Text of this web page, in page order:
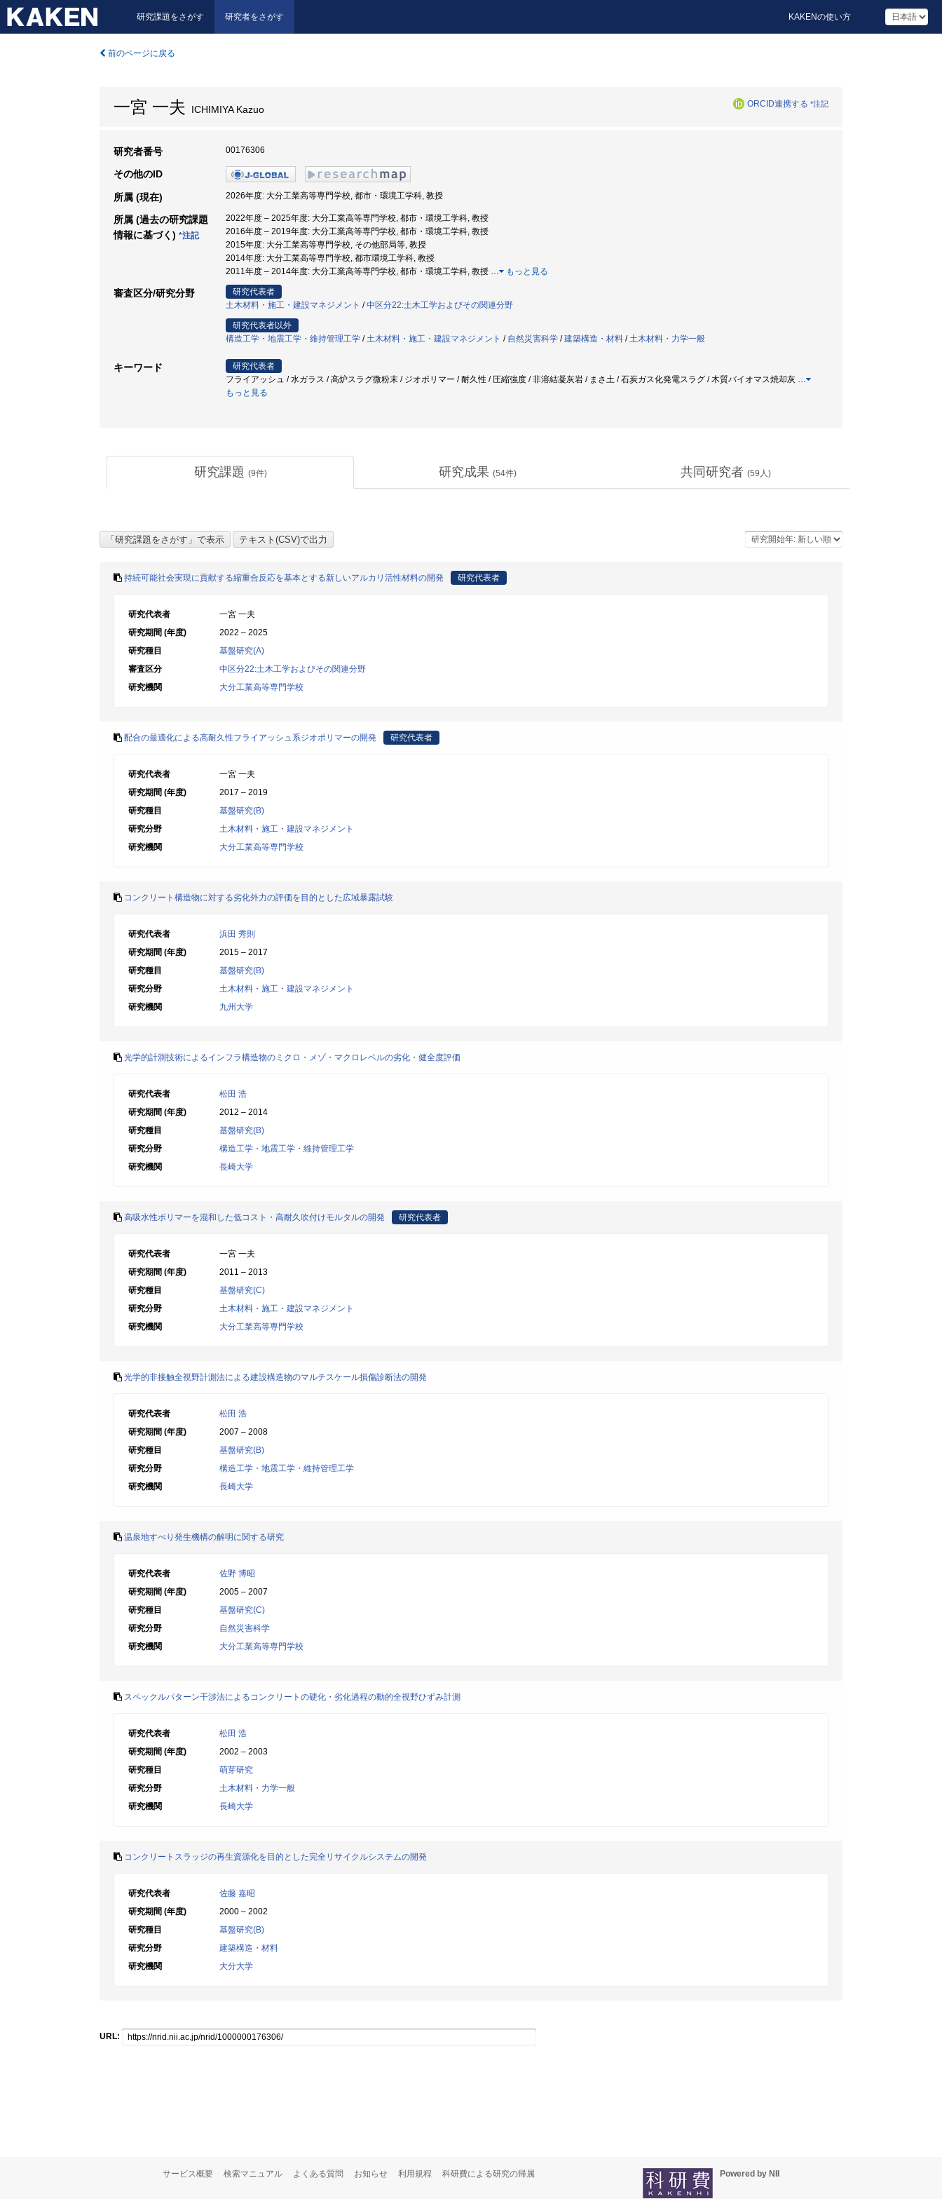
研究課題をさがす 研究者をさがす KAKENの使い方
前のページに戻る
一宮 一夫 ICHIMIYA Kazuo ORCID連携する *注記
研究者番号 00176306
その他のID
所属 (現在) 2026年度: 大分工業高等専門学校, 都市・環境工学科, 教授
所属 (過去の研究課題
情報に基づく) *注記
2022年度 – 2025年度: 大分工業高等専門学校, 都市・環境工学科, 教授
2016年度 – 2019年度: 大分工業高等専門学校, 都市・環境工学科, 教授
2015年度: 大分工業高等専門学校, その他部局等, 教授
2014年度: 大分工業高等専門学校, 都市環境工学科, 教授
2011年度 – 2014年度: 大分工業高等専門学校, 都市・環境工学科, 教授 … もっと見る
審査区分/研究分野
研究代表者
土木材料・施工・建設マネジメント /中区分22:土木工学およびその関連分野
研究代表者以外
構造工学・地震工学・維持管理工学 /土木材料・施工・建設マネジメント / 自然災害科学 /建築構造・材料 /土木材料・力学一般
キーワード
研究代表者
フライアッシュ / 水ガラス / 高炉スラグ微粉末 / ジオポリマー / 耐久性 / 圧縮強度 / 非溶結凝灰岩 / まさ土 / 石炭ガス化発電スラグ / 木質バイオマス焼却灰 …
もっと見る
研究課題 (9件) 研究成果 (54件) 共同研究者 (59 人)
持続可能社会実現に貢献する縮重合反応を基本とする新しいアルカリ活性材料の開発 研究代表者
研究代表者
一宮 一夫
研究期間 (年度)
2022 – 2025
研究種目
基盤研究(A)
審査区分
中区分22:土木工学およびその関連分野
研究機関
大分工業高等専門学校
配合の最適化による高耐久性フライアッシュ系ジオポリマーの開発 研究代表者
研究代表者
一宮 一夫
研究期間 (年度)
2017 – 2019
研究種目
基盤研究(B)
研究分野
土木材料・施工・建設マネジメント
研究機関
大分工業高等専門学校
コンクリート構造物に対する劣化外力の評価を目的とした広域暴露試験
研究代表者
浜田 秀則
研究期間 (年度)
2015 – 2017
研究種目
基盤研究(B)
研究分野
土木材料・施工・建設マネジメント
研究機関
九州大学
光学的計測技術によるインフラ構造物のミクロ・メゾ・マクロレベルの劣化・健全度評価
研究代表者
松田 浩
研究期間 (年度)
2012 – 2014
研究種目
基盤研究(B)
研究分野
構造工学・地震工学・維持管理工学
研究機関
長崎大学
高吸水性ポリマーを混和した低コスト・高耐久吹付けモルタルの開発 研究代表者
研究代表者
一宮 一夫
研究期間 (年度)
2011 – 2013
研究種目
基盤研究(C)
研究分野
土木材料・施工・建設マネジメント
研究機関
大分工業高等専門学校
光学的非接触全視野計測法による建設構造物のマルチスケール損傷診断法の開発
研究代表者
松田 浩
研究期間 (年度)
2007 – 2008
研究種目
基盤研究(B)
研究分野
構造工学・地震工学・維持管理工学
研究機関
長崎大学
温泉地すべり発生機構の解明に関する研究
研究代表者
佐野 博昭
研究期間 (年度)
2005 – 2007
研究種目
基盤研究(C)
研究分野
自然災害科学
研究機関
大分工業高等専門学校
スペックルパターン干渉法によるコンクリートの硬化・劣化過程の動的全視野ひずみ計測
研究代表者
松田 浩
研究期間 (年度)
2002 – 2003
研究種目
萌芽研究
研究分野
土木材料・力学一般
研究機関
長崎大学
コンクリートスラッジの再生資源化を目的とした完全リサイクルシステムの開発
研究代表者
佐藤 嘉昭
研究期間 (年度)
2000 – 2002
研究種目
基盤研究(B)
研究分野
建築構造・材料
研究機関
大分大学
URL:
サービス概要 検索マニュアル よくある質問 お知らせ 利用規程 科研費による研究の帰属 Powered by NII